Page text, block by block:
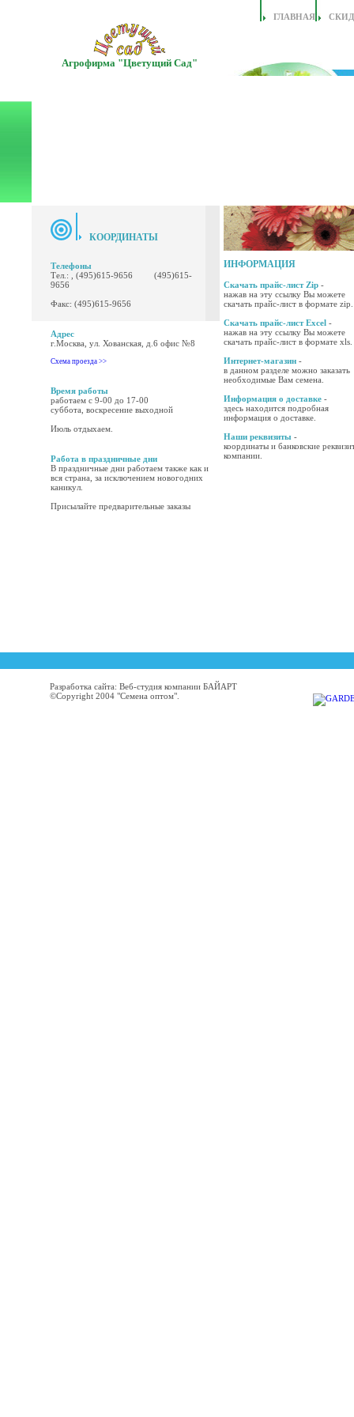
Агрофирма "Цветущий Сад"
ГЛАВНАЯ
КООРДИНАТЫ
Телефоны
Тел.: , (495)615-9656 (495)615-
9656
Факс: (495)615-9656
Адрес
г.Москва, ул. Хованская, д.6 офис №8
Схема проезда >>
Время работы
работаем с 9-00 до 17-00
суббота, воскресение выходной
Июль отдыхаем.
Работа в праздничные дни
В праздничные дни работаем также как и
вся страна, за исключением новогодних
каникул.
Присылайте предварительные заказы
ИНФОРМАЦИЯ
Скачать прайс-лист Zip -
нажав на эту ссылку Вы можете
скачать прайс-лист в формате zip.
Скачать прайс-лист Excel -
нажав на эту ссылку Вы можете
скачать прайс-лист в формате xls.
Интернет-магазин -
в данном разделе можно заказать
необходимые Вам семена.
Информация о доставке -
здесь находится подробная
информация о доставке.
Наши реквизиты -
координаты и банковские
компании.
Разработка сайта: Веб-студия компании БАЙАРТ
©Copyright 2004 "Семена оптом".